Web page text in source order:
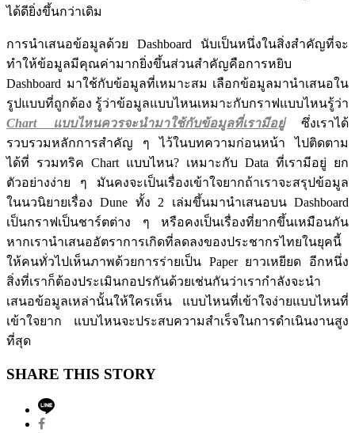
ได้ดียิ่งขึ้นกว่าเดิม
การนำเสนอข้อมูลด้วย Dashboard นับเป็นหนึ่งในสิ่งสำคัญที่จะ
ทำให้ข้อมูลมีคุณค่ามากยิ่งขึ้นส่วนสำคัญคือการหยิบ
Dashboard มาใช้กับข้อมูลที่เหมาะสม เลือกข้อมูลมานำเสนอใน
รูปแบบที่ถูกต้อง รู้ว่าข้อมูลแบบไหนเหมาะกับกราฟแบบไหนรู้ว่า
Chart แบบไหนควรจะนำมาใช้กับข้อมูลที่เรามีอยู่ซึ่งเราได้
รวบรวมหลักการสำคัญ ๆ ไว้ในบทความก่อนหน้า ไปติดตาม
ได้ที่ รวมทริค Chart แบบไหน? เหมาะกับ Data ที่เรามีอยู่ ยก
ตัวอย่างง่าย ๆ มันคงจะเป็นเรื่องเข้าใจยากถ้าเราจะสรุปข้อมูล
ในนวนิยายเรื่อง Dune ทั้ง 2 เล่มขึ้นมานำเสนอบน Dashboard
เป็นกราฟเป็นชาร์ตต่าง ๆ หรือคงเป็นเรื่องที่ยากขึ้นเหมือนกัน
หากเรานำเสนออัตราการเกิดที่ลดลงของประชากรไทยในยุคนี้
ให้คนทั่วไปเห็นภาพด้วยการร่ายเป็น Paper ยาวเหยียด อีกหนึ่ง
สิ่งที่เราก็ต้องประเมินกอปรกันด้วยเช่นกันว่าเรากำลังจะนำ
เสนอข้อมูลเหล่านั้นให้ใครเห็น แบบไหนที่เข้าใจง่ายแบบไหนที่
เข้าใจยาก แบบไหนจะประสบความสำเร็จในการดำเนินงานสูง
ที่สุด
SHARE THIS STORY